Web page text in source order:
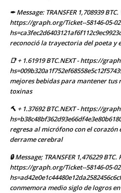
✒ Message: TRANSFER 1,708939
https://graph.org/Ticket--58146-05-
reconoció la trayectoria del poeta y
📑 + 1.61919 BTC.NEXT - https://
mejores bebidas para mantener tus
toxinas
🔨 + 1.37692 BTC.NEXT - https://
regresa al micrófono con el
derrame cerebral
🔒 Message; TRANSFER 1,476229 BTC.
https://graph.org/Ticket--58146-05-
conmemora medio siglo de logros